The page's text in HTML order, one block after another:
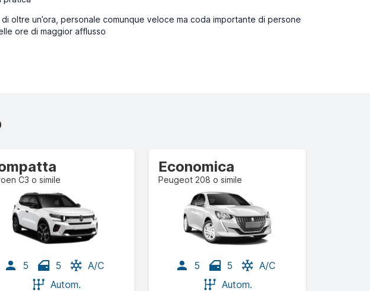
oltre un’ora, personale comunque veloce ma coda importante di persone
ore di maggior afflusso
C3 o simile
5 5
A/C
Autom.
Economica
Peugeot 208 o simile
5 5
A/C
Autom.